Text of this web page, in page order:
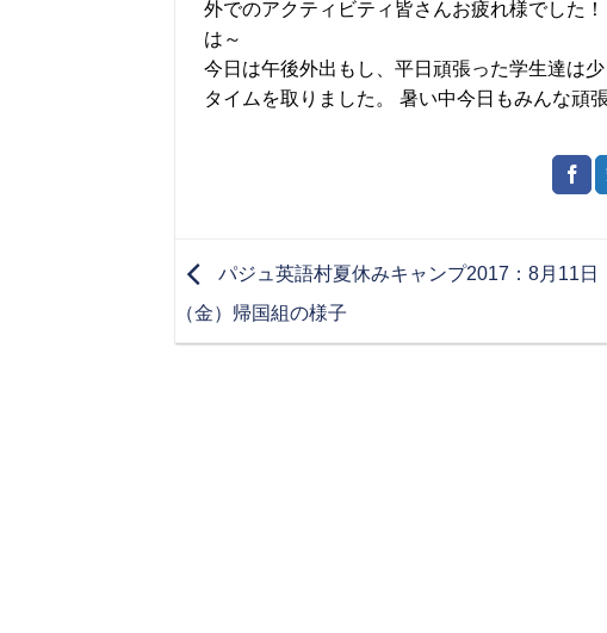
外でのアクティビティ皆さんお疲れ様でした
は～
今日は午後外出もし、平日頑張った学生達は
タイムを取りました。 暑い中今日もみんな頑
パジュ英語村夏休みキャンプ2017：8月11日
（金）帰国組の様子